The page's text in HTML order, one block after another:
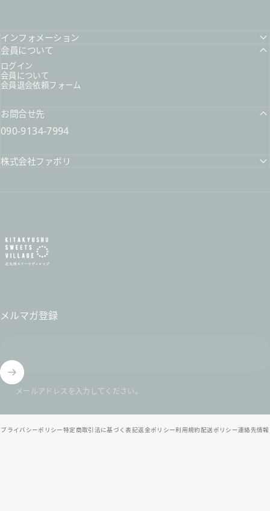
インフォメーション
会員について
ログイン
会員について
会員退会依頼フォーム
お問合せ先
090-9134-7994
株式会社ファボリ
メルマガ登録
メールアドレスを入力してください。
プライバシーポリシー特定商取引法に基づく表記返金ポリシー利用規約配送ポリシー連絡先情報